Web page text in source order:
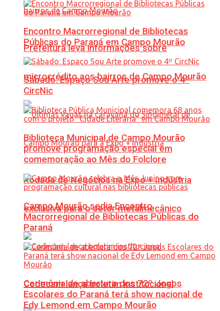
Prefeitura leva informações sobre
microcrédito aos bairros de Campo Mourão
Rodada de Negócios na Expo + Indústria
exclusiva para o setor metalmecânico
Codecam lança boletim institucional
Encontro Macrorregional de Bibliotecas
Públicas do Paraná em Campo Mourão
Sábado: Espaço Sou Arte promove o 4º
CircNic
Biblioteca Municipal de Campo Mourão
promove programação especial em
comemoração ao Mês do Folclore
Campo Mourão sedia Encontro
Macrorregional de Bibliotecas Públicas do
Paraná
Cerimônia de abertura dos 72º Jogos
Escolares do Paraná terá show nacional de
Edy Lemond em Campo Mourão